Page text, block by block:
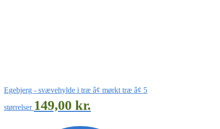
Egebjerg - svævehylde i træ â¢ mørkt træ â¢ 5
størrelser 149,00 kr.